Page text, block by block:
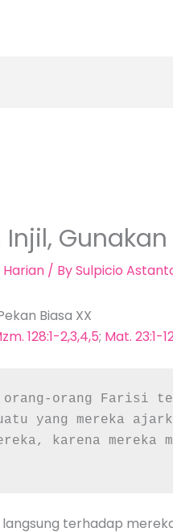
/ BySulpicio
Biasa XX
128:1-2,3,4,5; Mat. 23:1-
orang Farisi
yang mereka
karena
terhadap